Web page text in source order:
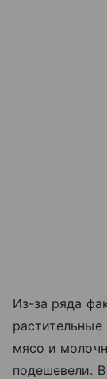
Из-за ряда
мясо и
подешевели.